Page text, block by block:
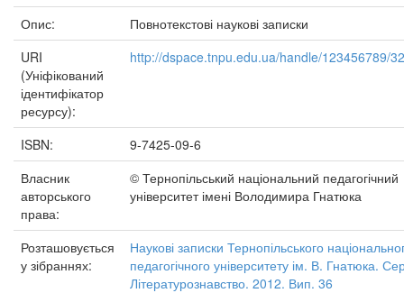
Опис:
Повнотекстові наукові записки
URI
(Уніфікований
ідентифікатор
ресурсу):
http://dspace.tnpu.edu.ua/handle/123456789/
ISBN:
9-7425-09-6
Власник
авторського
права:
© Тернопільський національний педагогічний
університет імені Володимира Гнатюка
Розташовується
у зібраннях:
Наукові записки Тернопільського
педагогічного університету ім. В. Гнатюка.
Літературознавство. 2012. Вип. 36